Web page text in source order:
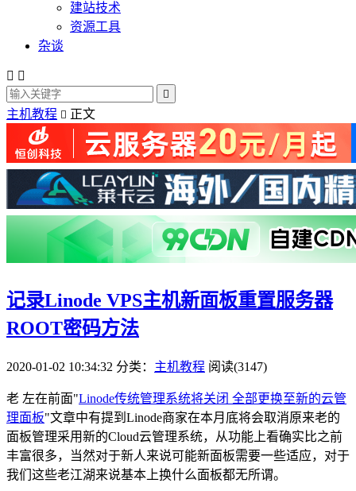
建站技术
资源工具
杂谈
 

主机教程  正文
记录Linode VPS主机新面板重置服务器
ROOT密码方法
2020-01-02 10:34:32 分类： 主机教程 阅读(3147)
老 左在前面"Linode传统管理系统将关闭 全部更换至新的云管
理面板"文章中有提到Linode商家在本月底将会取消原来老的
面板管理采用新的Cloud云管理系统，从功能上看确实比之前
丰富很多，当然对于新人来说可能新面板需要一些适应，对于
我们这些老江湖来说基本上换什么面板都无所谓。